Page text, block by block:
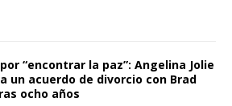
“encontrar la paz”: Angelina Jolie
un acuerdo de divorcio con Brad
ocho años